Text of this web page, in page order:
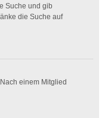
Suche und gib
die Suche auf
einem Mitglied